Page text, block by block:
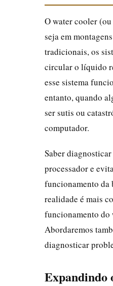
O water cooler
seja em
tradicionais, os
circular o líquido
esse sistema
entanto, quando
ser sutis ou
computador.
Saber
processador e
funcionamento da
realidade é mais
funcionamento do
Abordaremos
diagnosticar
Expandindo